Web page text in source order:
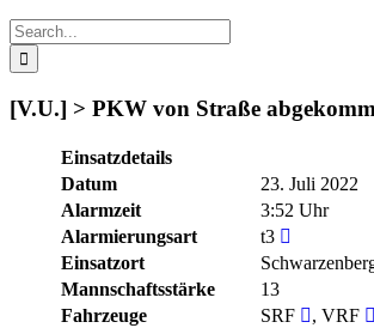
Search
for:
[V.U.] > PKW von Straße
Einsatzdetails
Datum
23. Juli 2022
Alarmzeit
3:52 Uhr
Alarmierungsart
t3
Einsatzort
Mannschaftsstärke
13
Fahrzeuge
SRF
, VRF